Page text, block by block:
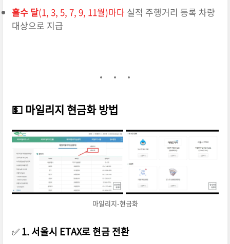
홀수 달(1, 3, 5, 7, 9, 11월)마다실적 주행거리 등록 차량
대상으로 지급
💵 마일리지 현금화 방법
마일리지-현금화
✅1. 서울시 ETAX로 현금 전환